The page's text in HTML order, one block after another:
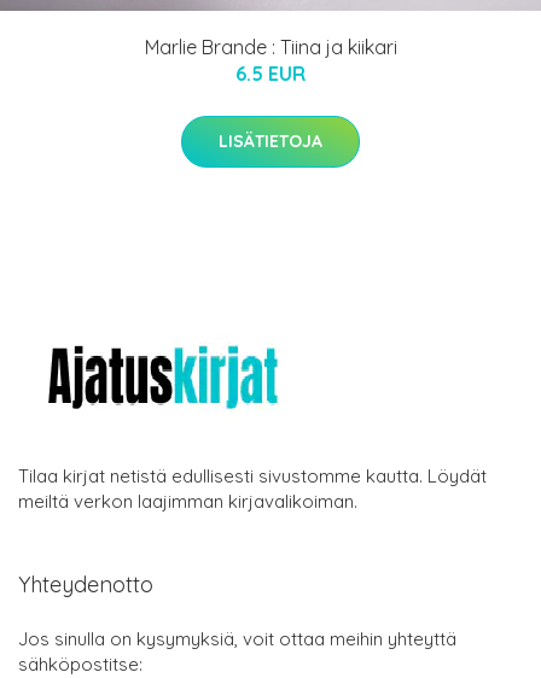
Marlie Brande : Tiina ja kiikari
6.5 EUR
LISÄTIETOJA
Tilaa kirjat netistä edullisesti sivustomme kautta. Löydät
meiltä verkon laajimman kirjavalikoiman.
Yhteydenotto
Jos sinulla on kysymyksiä, voit ottaa meihin yhteyttä
sähköpostitse: